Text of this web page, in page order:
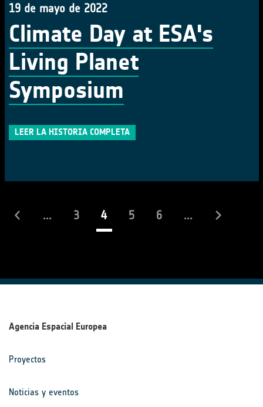
19 de mayo de 2022
Climate Day at ESA's
Living Planet
Symposium
LEER LA HISTORIA COMPLETA
... 3 4(actual)
5 6 ...
Agencia Espacial Europea
Proyectos
Noticias y eventos